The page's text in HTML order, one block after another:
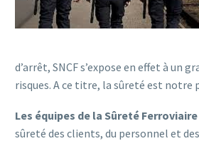
d’arrêt, SNCF s’expose en effet à un
risques. A ce titre, la sûreté est notre
Les équipes de la Sûreté Ferroviaire
sûreté des clients, du personnel et